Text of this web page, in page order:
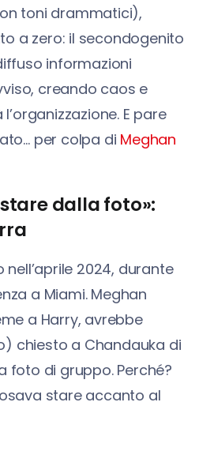
toni drammatici),
a zero: il secondogenito
informazioni
creando caos e
E pare
per colpa di Meghan
dalla foto»:
2024, durante
a Miami. Meghan
a Harry, avrebbe
chiesto a Chandauka di
foto di gruppo. Perché?
stare accanto al